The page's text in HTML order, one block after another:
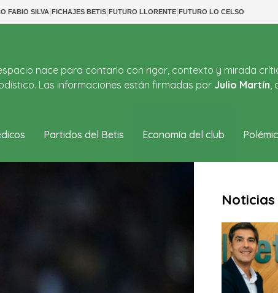
FABIO SILVA|FICHAJES BETIS|FUTURO LLORENTE|FUTURO LO CELSO
nace para contarlo con rigor, contexto y mirada
Las informaciones están firmadas por Julio Martín,
Partidos del Betis Economía del club